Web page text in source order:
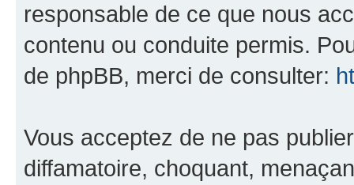
responsable de ce que nous
contenu ou conduite permis.
de phpBB, merci de consulter:
Vous acceptez de ne pas
diffamatoire, choquant,